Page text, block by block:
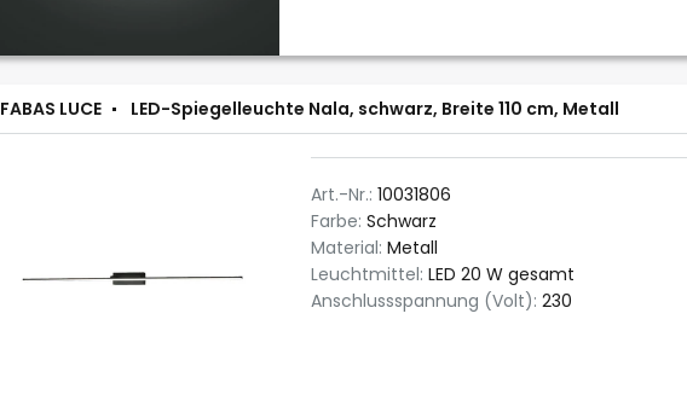
FABAS LUCE LED-Spiegelleuchte Nala, schwarz, Breite 110 cm, Metall
Art.-Nr.: 10031806
Farbe: Schwarz
Material: Metall
Leuchtmittel: LED 20 W gesamt
Anschlussspannung (Volt): 230